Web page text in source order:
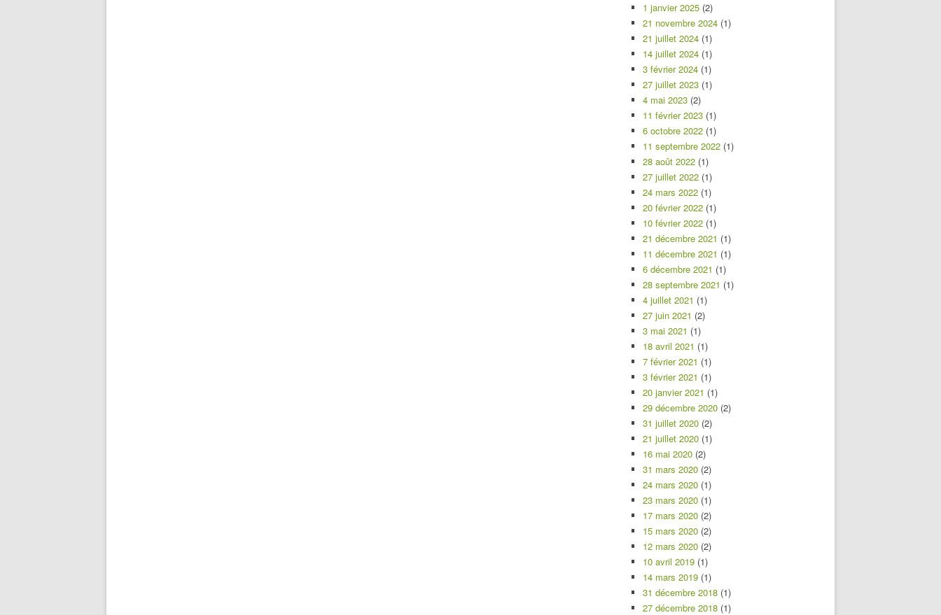
1 janvier 2025 (2)
21 novembre 2024 (1)
21 juillet 2024 (1)
14 juillet 2024 (1)
3 février 2024 (1)
27 juillet 2023 (1)
4 mai 2023 (2)
11 février 2023 (1)
6 octobre 2022 (1)
11 septembre 2022 (1)
28 août 2022 (1)
27 juillet 2022 (1)
24 mars 2022 (1)
20 février 2022 (1)
10 février 2022 (1)
21 décembre 2021 (1)
11 décembre 2021 (1)
6 décembre 2021 (1)
28 septembre 2021 (1)
4 juillet 2021 (1)
27 juin 2021 (2)
3 mai 2021 (1)
18 avril 2021 (1)
7 février 2021 (1)
3 février 2021 (1)
20 janvier 2021 (1)
29 décembre 2020 (2)
31 juillet 2020 (2)
21 juillet 2020 (1)
16 mai 2020 (2)
31 mars 2020 (2)
24 mars 2020 (1)
23 mars 2020 (1)
17 mars 2020 (2)
15 mars 2020 (2)
12 mars 2020 (2)
10 avril 2019 (1)
14 mars 2019 (1)
31 décembre 2018 (1)
27 décembre 2018 (1)